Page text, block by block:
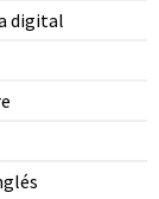
digital